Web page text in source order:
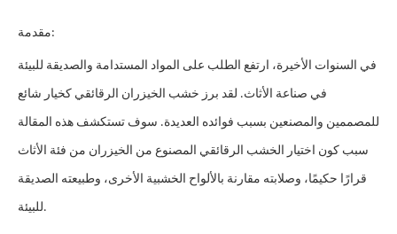
مقدمة:
في السنوات الأخيرة، ارتفع الطلب على المواد المستدامة والصديقة للبيئة
في صناعة الأثاث. لقد برز خشب الخيزران الرقائقي كخيار شائع
للمصممين والمصنعين بسبب فوائده العديدة. سوف تستكشف هذه المقالة
سبب كون اختيار الخشب الرقائقي المصنوع من الخيزران من فئة الأثاث
قرارًا حكيمًا، وصلابته مقارنة بالألواح الخشبية الأخرى، وطبيعته الصديقة
للبيئة.